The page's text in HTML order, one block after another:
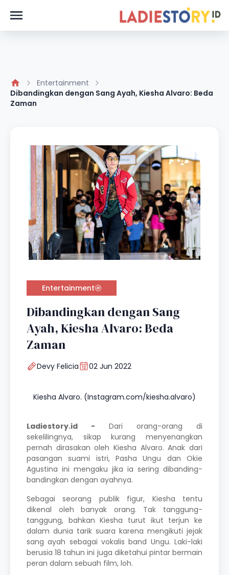
Entertainment
Dibandingkan dengan Sang Ayah, Kiesha Alvaro: Beda
Zaman
Entertainment
Dibandingkan dengan Sang
Ayah, Kiesha Alvaro: Beda
Zaman
Devy Felicia 02 Jun 2022
Kiesha Alvaro. (Instagram.com/kiesha.alvaro)
Ladiestory.id - Dari orang-orang di
sekelilingnya, sikap kurang menyenangkan
pernah dirasakan oleh Kiesha Alvaro. Anak dari
pasangan suami istri, Pasha Ungu dan Okie
Agustina ini mengaku jika ia sering dibanding-
bandingkan dengan ayahnya.
Sebagai seorang publik figur, Kiesha tentu
dikenal oleh banyak orang. Tak tanggung-
tanggung, bahkan Kiesha turut ikut terjun ke
dalam dunia tarik suara karena mengikuti jejak
sang ayah sebagai vokalis band Ungu. Laki-laki
berusia 18 tahun ini juga diketahui pintar bermain
peran dalam sebuah film, loh.